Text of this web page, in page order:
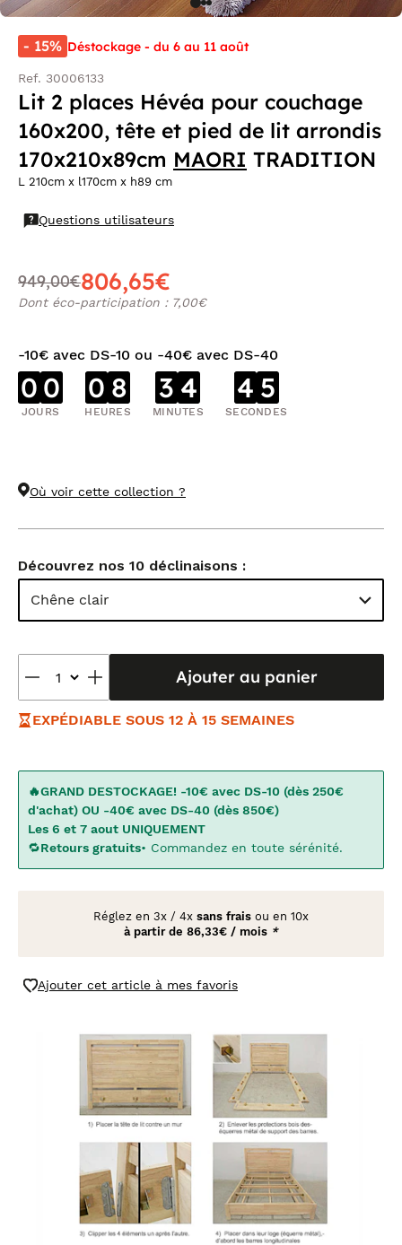
- 15% Déstockage - du 6 au 11 août
Ref. 30006133
Lit 2 places Hévéa pour couchage
160x200, tête et pied de lit arrondis
170x210x89cm MAORI TRADITION
L 210cm x l170cm x h89 cm
Questions utilisateurs
949,00€806,65€
Dont éco-participation : 7,00€
-10€ avec DS-10 ou -40€ avec DS-40
0 0
JOURS
0 8
HEURES
3 4
MINUTES
4 4
SECONDES
Où voir cette collection ?
Découvrez nos 10 déclinaisons :
Chêne clair
Ajouter au panier
EXPÉDIABLE SOUS 12 À 15 SEMAINES
🔥GRAND DESTOCKAGE! -10€ avec DS-10 (dès 250€
d'achat) OU -40€ avec DS-40 (dès 850€)
Les 6 et 7 aout UNIQUEMENT
🔁Retours gratuits• Commandez en toute sérénité.
Réglez en 3x / 4x sans frais ou en 10x
à partir de 86,33€ / mois *
Ajouter cet article à mes favoris